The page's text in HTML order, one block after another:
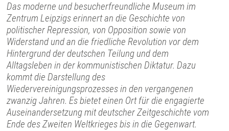
Das moderne und besucherfreundliche Museum im
Zentrum Leipzigs erinnert an die Geschichte von
politischer Repression, von Opposition sowie von
Widerstand und an die friedliche Revolution vor dem
Hintergrund der deutschen Teilung und dem
Alltagsleben in der kommunistischen Diktatur. Dazu
kommt die Darstellung des
Wiedervereinigungsprozesses in den vergangenen
zwanzig Jahren. Es bietet einen Ort für die engagierte
Auseinandersetzung mit deutscher Zeitgeschichte vom
Ende des Zweiten Weltkrieges bis in die Gegenwart.